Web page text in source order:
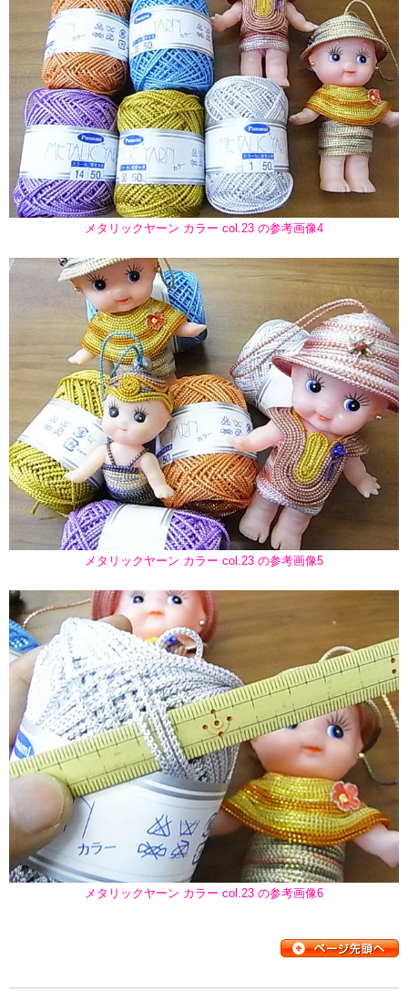
メタリックヤーン カラー col.23 の参考画像4
メタリックヤーン カラー col.23 の参考画像5
メタリックヤーン カラー col.23 の参考画像6